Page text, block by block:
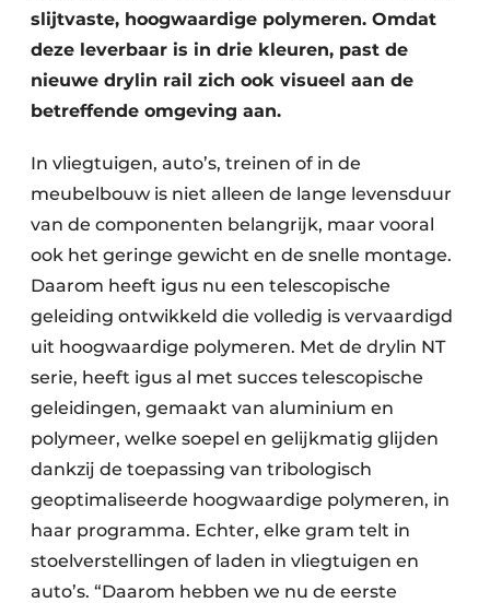
slijtvaste, hoogwaardige polymeren. Omdat
deze leverbaar is in drie kleuren, past de
nieuwe drylin rail zich ook visueel aan de
betreffende omgeving aan.
In vliegtuigen, auto’s, treinen of in de
meubelbouw is niet alleen de lange levensduur
van de componenten belangrijk, maar vooral
ook het geringe gewicht en de snelle montage.
Daarom heeft igus nu een telescopische
geleiding ontwikkeld die volledig is vervaardigd
uit hoogwaardige polymeren. Met de drylin NT
serie, heeft igus al met succes telescopische
geleidingen, gemaakt van aluminium en
polymeer, welke soepel en gelijkmatig glijden
dankzij de toepassing van tribologisch
geoptimaliseerde hoogwaardige polymeren, in
haar programma. Echter, elke gram telt in
stoelverstellingen of laden in vliegtuigen en
auto’s. “Daarom hebben we nu de eerste